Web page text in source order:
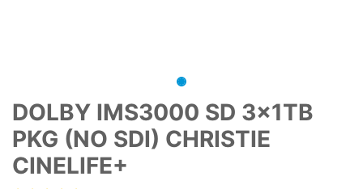
DOLBY IMS3000 SD 3x1TB
PKG (NO SDI) CHRISTIE
CINELIFE+